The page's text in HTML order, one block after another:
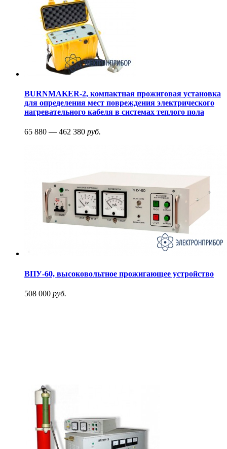
BURNMAKER-2, компактная прожиговая установка
для определения мест повреждения электрического
нагревательного кабеля в системах теплого пола
65 880 — 462 380 руб.
ВПУ-60, высоковольтное прожигающее устройство
508 000 руб.